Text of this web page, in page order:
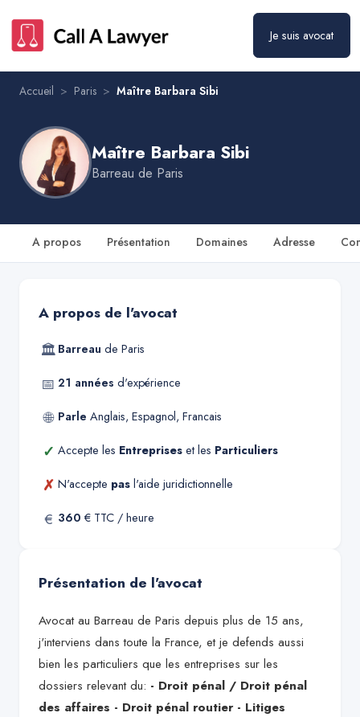
Je suis avocat
Accueil > Paris > Maître Barbara Sibi
Maître Barbara Sibi
Barreau de Paris
A propos Présentation Domaines Adresse
A propos de l'avocat
🏛 Barreau de Paris
📅 21 années d'expérience
🌐 Parle Anglais, Espagnol, Francais
✓ Accepte les Entreprises et les Particuliers
✗ N'accepte pas l'aide juridictionnelle
€ 360 € TTC / heure
Présentation de l'avocat
Avocat au Barreau de Paris depuis plus de 15 ans,
j'interviens dans toute la France, et je defends aussi
bien les particuliers que les entreprises sur les
dossiers relevant du: - Droit pénal / Droit pénal
des affaires - Droit pénal routier - Litiges